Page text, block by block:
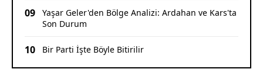
09
Yaşar Geler'den Bölge Analizi: Ardahan ve Kars'ta
Son Durum
10 Bir Parti İşte Böyle Bitirilir